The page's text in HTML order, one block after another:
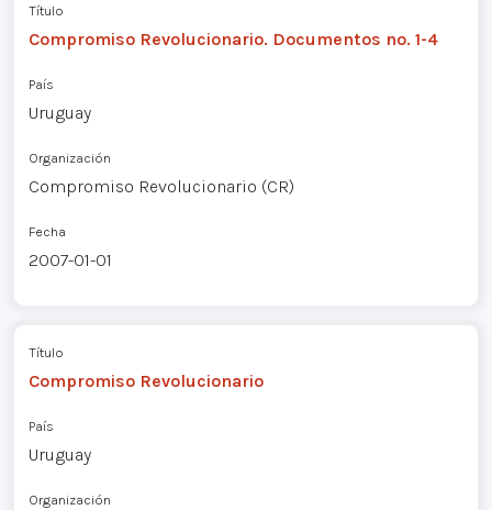
Título
Compromiso Revolucionario. Documentos no. 1-4
País
Uruguay
Organización
Compromiso Revolucionario (CR)
Fecha
2007-01-01
Título
Compromiso Revolucionario
País
Uruguay
Organización